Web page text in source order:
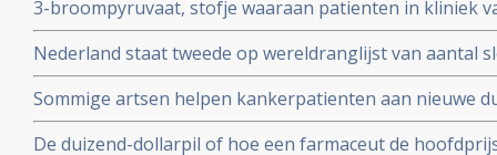
3-broompyruvaat, stofje waaraan patienten in kliniek
soms ook genezende behandeling voor uitgezaaide
Nederland staat tweede op wereldranglijst van aantal
Alcohol, roken, reflux - maagzuur en obesitas zijn
slokdarmkanker
Sommige artsen helpen kankerpatienten aan nieuwe
met een farmaceutisch bedrijf
De duizend-dollarpil of hoe een farmaceut de